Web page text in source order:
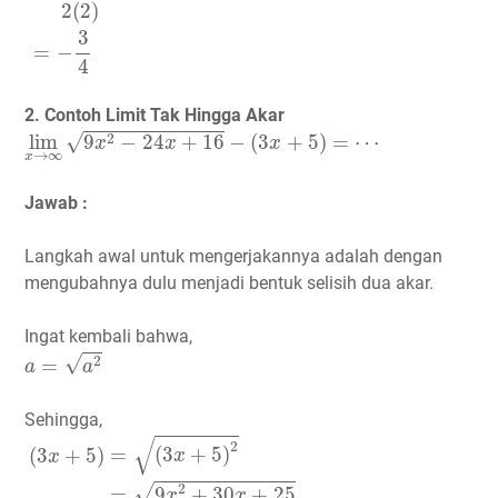
2(2)
= −
3
4
2. Contoh Limit Tak Hingga Akar
lim
x→∞
√9x2 − 24x + 16 − (3x + 5) = ⋯
limx→∞9x2−24x+16−(3x+5 ⋯
Jawab :
Langkah awal untuk mengerjakannya adalah dengan
mengubahnya dulu menjadi bentuk selisih dua akar.
Ingat kembali bahwa,
a = √a2
a=a2
Sehingga,
(3x + 5) = √(3x + 5)2
2
(3x+5)=( )2=9x2+30